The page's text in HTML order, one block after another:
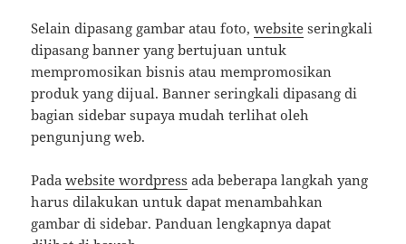
Selain dipasang gambar atau foto,website seringkali
dipasang banner yang bertujuan untuk
mempromosikan bisnis atau mempromosikan
produk yang dijual. Banner seringkali dipasang di
bagian sidebar supaya mudah terlihat oleh
pengunjung web.
Padawebsite wordpress ada beberapa langkah yang
harus dilakukan untuk dapat menambahkan
gambar di sidebar. Panduan lengkapnya dapat